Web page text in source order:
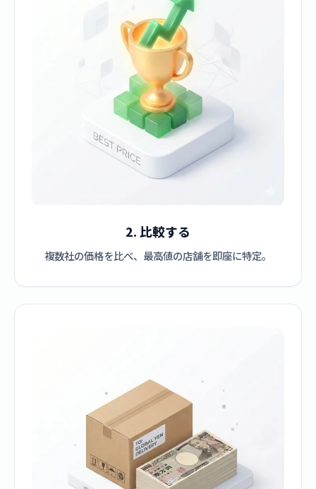
2. 比較する
複数社の価格を比べ、最高値の店舗を即座に特定。